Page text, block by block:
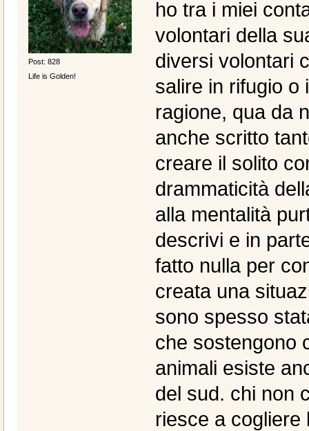
Post: 828
Life is Golden!
ho tra i miei
volontari della
diversi volontari
salire in rifugio o
ragione, qua da
anche scritto
creare il solito
drammaticità
alla mentalità
descrivi e in
fatto nulla per
creata una
sono spesso
che sostengono
animali esiste
del sud. chi non
riesce a cogliere